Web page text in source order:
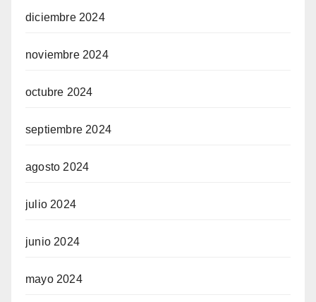
diciembre 2024
noviembre 2024
octubre 2024
septiembre 2024
agosto 2024
julio 2024
junio 2024
mayo 2024